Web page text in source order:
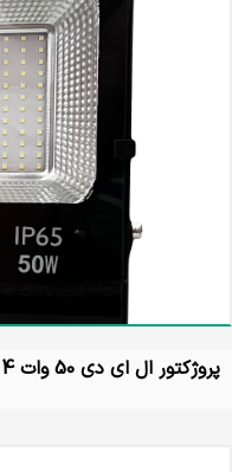
پروژکتور ال ای دی 50 وات 4 ام مدل پایه متحرک P50092050